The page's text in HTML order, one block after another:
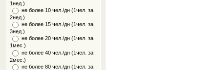
1нед.)
не более 10 чел./дн (1чел. за
2нед.)
не более 15 чел./дн (1чел. за
3нед.)
не более 20 чел./дн (1чел. за
1мес.)
не более 40 чел./дн (1чел. за
2мес.)
не более 80 чел./дн (1чел. за